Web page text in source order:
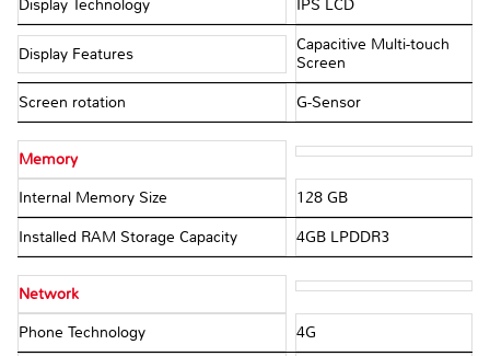
Display Technology IPS LCD
Display Features
Capacitive Multi-touch
Screen
Screen rotation G-Sensor
Memory
Internal Memory Size 128 GB
Installed RAM Storage Capacity 4GB LPDDR3
Network
Phone Technology 4G